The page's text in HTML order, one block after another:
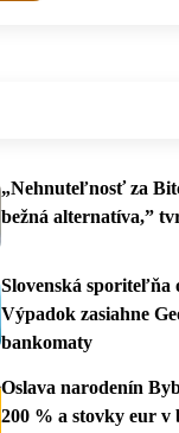
„Nehnuteľnosť za
bežná alternatíva,”
Slovenská sporiteľňa
Výpadok zasiahne
bankomaty
Oslava narodenín
200 % a stovky eur v